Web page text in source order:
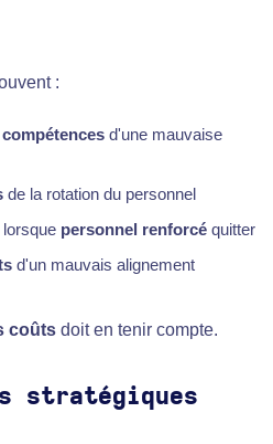
:
d'une mauvaise
de la rotation du personnel
personnel renforcé quitter
d'un mauvais alignement
coûts doit en tenir compte.
stratégiques